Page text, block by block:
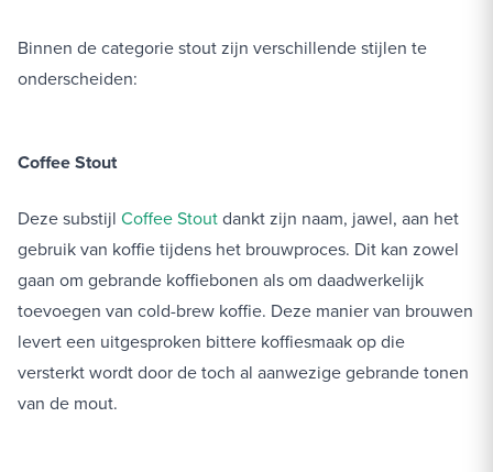
Binnen de categorie stout zijn verschillende stijlen te
onderscheiden:
Coffee Stout
Deze substijl Coffee Stoutdankt zijn naam, jawel, aan het
gebruik van koffie tijdens het brouwproces. Dit kan zowel
gaan om gebrande koffiebonen als om daadwerkelijk
toevoegen van cold-brew koffie. Deze manier van brouwen
levert een uitgesproken bittere koffiesmaak op die
versterkt wordt door de toch al aanwezige gebrande tonen
van de mout.